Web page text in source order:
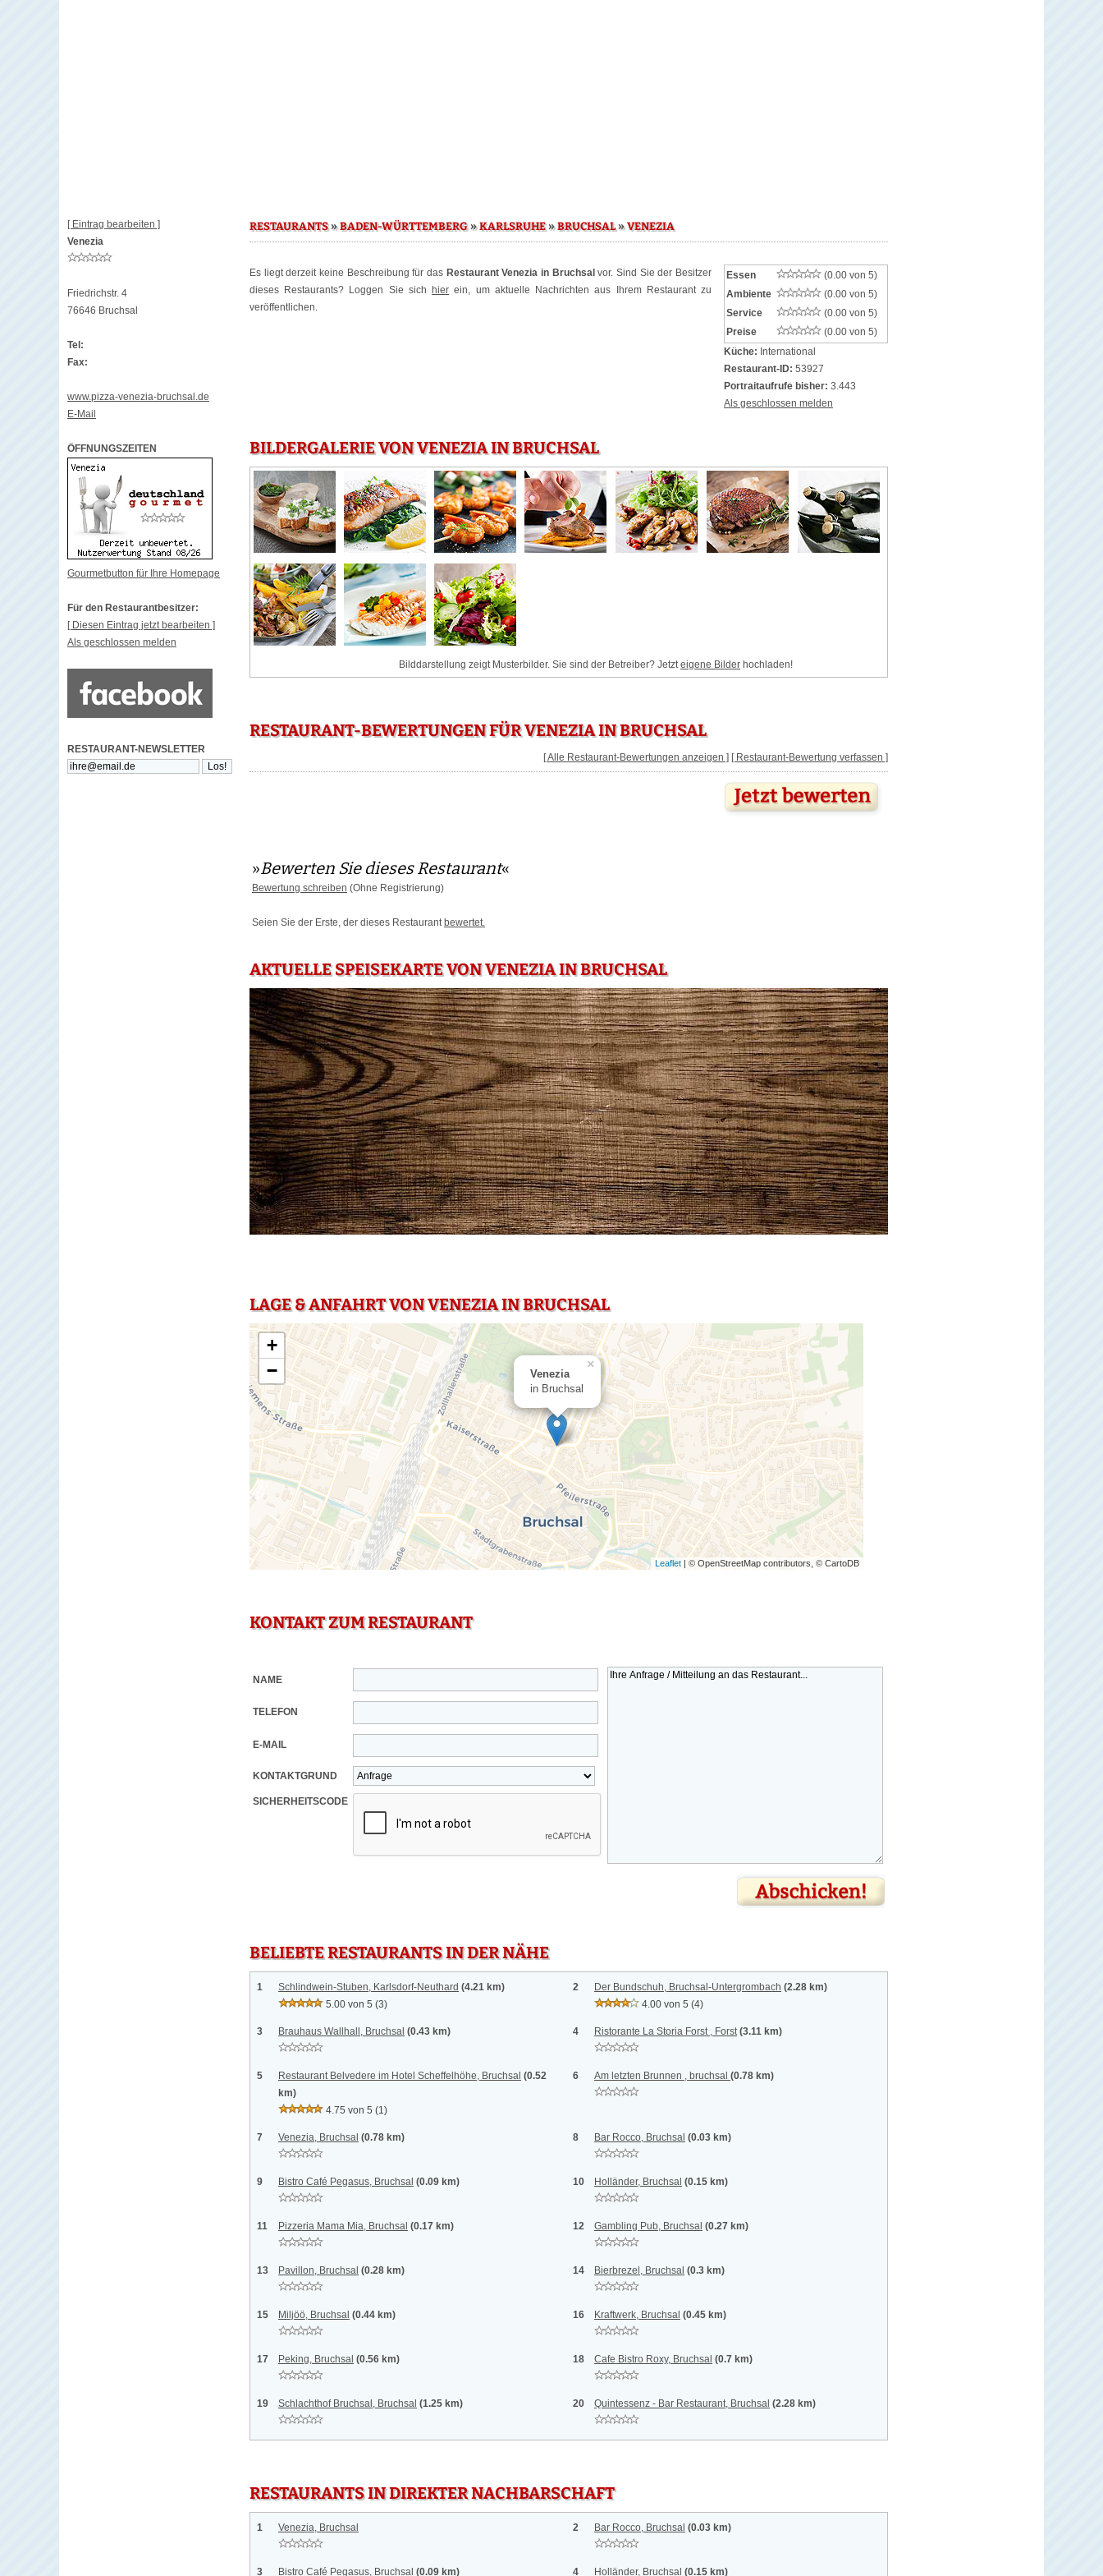
[ Eintrag bearbeiten ]
Venezia
Friedrichstr. 4
76646 Bruchsal
Tel:
Fax:
www.pizza-venezia-bruchsal.de
E-Mail
ÖFFNUNGSZEITEN
Gourmetbutton für Ihre Homepage
Für den Restaurantbesitzer:
[ Diesen Eintrag jetzt bearbeiten ]
Als geschlossen melden
RESTAURANT-NEWSLETTER
RESTAURANTS»BADEN-WÜRTTEMBERG»KARLSRUHE»BRUCHSAL»VENEZIA
Es liegt derzeit keine Beschreibung für das Restaurant Venezia in Bruchsal vor. Sind Sie der Besitzer
dieses Restaurants? Loggen Sie sich
hier ein, um aktuelle Nachrichten aus Ihrem Restaurant zu
veröffentlichen.
Essen
(0.00 von 5)
Ambiente
(0.00 von 5)
Service
(0.00 von 5)
Preise
(0.00 von 5)
Küche: International
Restaurant-ID: 53927
Portraitaufrufe bisher: 3.443
Als geschlossen melden
BILDERGALERIE VON VENEZIA IN BRUCHSAL
Bilddarstellung zeigt Musterbilder. Sie sind der Betreiber? Jetzteigene Bilder hochladen!
RESTAURANT-BEWERTUNGEN FÜR VENEZIA IN BRUCHSAL
[ Alle Restaurant-Bewertungen anzeigen ] [ Restaurant-Bewertung verfassen ]
»Bewerten Sie dieses Restaurant«
Bewertung schreiben (Ohne Registrierung)
Seien Sie der Erste, der dieses Restaurant bewertet.
AKTUELLE SPEISEKARTE VON VENEZIA IN BRUCHSAL
LAGE & ANFAHRT VON VENEZIA IN BRUCHSAL
Venezia
in Bruchsal
×
+
−
Leaflet | © OpenStreetMap contributors, © CartoDB
KONTAKT ZUM RESTAURANT
NAME
TELEFON
E-MAIL
KONTAKTGRUND
SICHERHEITSCODE
BELIEBTE RESTAURANTS IN DER NÄHE
1 Schlindwein-Stuben, Karlsdorf-Neuthard (4.21 km)
5.00 von 5 (3)
2 Der Bundschuh, Bruchsal-Untergrombach (2.28 km)
4.00 von 5 (4)
3 Brauhaus Wallhall, Bruchsal (0.43 km) 4 Ristorante La Storia Forst , Forst (3.11 km)
5 Restaurant Belvedere im Hotel Scheffelhöhe, Bruchsal (0.52
km)
4.75 von 5 (1)
6 Am letzten Brunnen , bruchsal (0.78 km)
7 Venezia, Bruchsal (0.78 km) 8 Bar Rocco, Bruchsal (0.03 km)
9 Bistro Café Pegasus, Bruchsal (0.09 km) 10 Holländer, Bruchsal (0.15 km)
11 Pizzeria Mama Mia, Bruchsal (0.17 km) 12 Gambling Pub, Bruchsal (0.27 km)
13 Pavillon, Bruchsal (0.28 km) 14 Bierbrezel, Bruchsal (0.3 km)
15 Miljöö, Bruchsal (0.44 km) 16 Kraftwerk, Bruchsal (0.45 km)
17 Peking, Bruchsal (0.56 km) 18 Cafe Bistro Roxy, Bruchsal (0.7 km)
19 Schlachthof Bruchsal, Bruchsal (1.25 km) 20 Quintessenz - Bar Restaurant, Bruchsal (2.28 km)
RESTAURANTS IN DIREKTER NACHBARSCHAFT
1 Venezia, Bruchsal 2 Bar Rocco, Bruchsal (0.03 km)
3 Bistro Café Pegasus, Bruchsal (0.09 km) 4 Holländer, Bruchsal (0.15 km)